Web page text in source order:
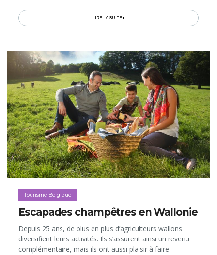
plonger dans un décor d’antan, animé par de nombreux
événements, des artistes et artisans, des commerces et
merveilles oubliées, attirant à elles des milliers de
visiteurs toute l’année…
LIRE LA SUITE
Tourisme Belgique
Escapades champêtres en Wallonie
Depuis 25 ans, de plus en plus d’agriculteurs wallons
diversifient leurs activités. Ils s’assurent ainsi un revenu
complémentaire, mais ils ont aussi plaisir à faire